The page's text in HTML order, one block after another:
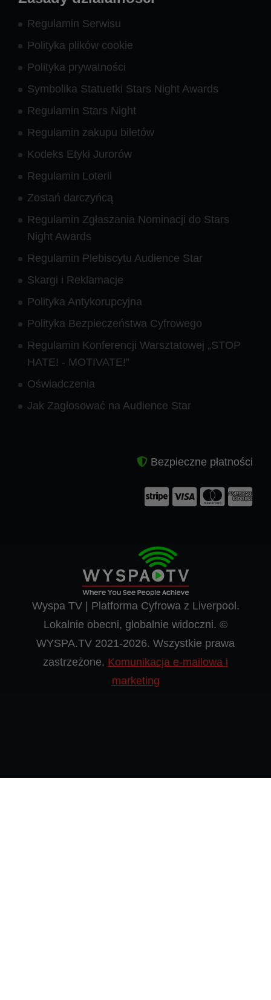
Regulamin Serwisu
Polityka plików cookie
Polityka prywatności
Symbolika Statuetki Stars Night Awards
Regulamin Stars Night
Regulamin zakupu biletów
Kodeks Etyki Jurorów
Regulamin Loterii
Zostań darczyńcą
Regulamin Zgłaszania Nominacji do Stars
Night Awards
Regulamin Plebiscytu Audience Star
Skargi i Reklamacje
Polityka Antykorupcyjna
Polityka Bezpieczeństwa Cyfrowego
Regulamin Konferencji Warsztatowej „STOP
HATE! - MOTIVATE!”
Oświadczenia
Jak Zagłosować na Audience Star
Bezpieczne płatności
Wyspa TV | Platforma Cyfrowa z Liverpool.
Lokalnie obecni, globalnie widoczni. ©
WYSPA.TV 2021-2026. Wszystkie prawa
zastrzeżone. Komunikacja e-mailowa i
marketing